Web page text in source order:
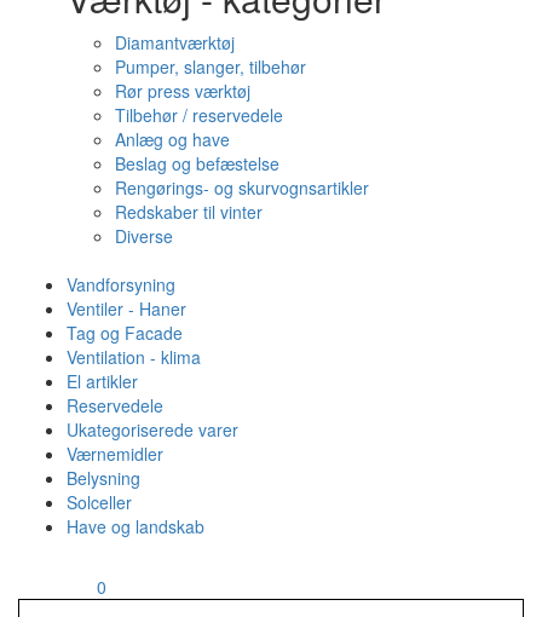
Diamantværktøj
Pumper, slanger, tilbehør
Rør press værktøj
Tilbehør / reservedele
Anlæg og have
Beslag og befæstelse
Rengørings- og skurvognsartikler
Redskaber til vinter
Diverse
Vandforsyning
Ventiler - Haner
Tag og Facade
Ventilation - klima
El artikler
Reservedele
Ukategoriserede varer
Værnemidler
Belysning
Solceller
Have og landskab
0